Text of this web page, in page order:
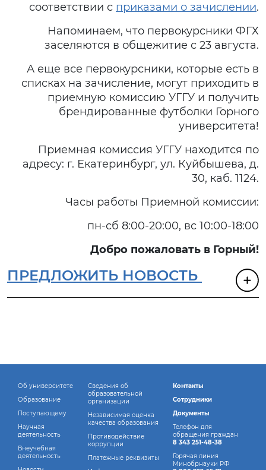
соответствии с приказами о зачислении.
Напоминаем, что первокурсники ФГХ
заселяются в общежитие с 23 августа.
А еще все первокурсники, которые есть в
списках на зачисление, могут приходить в
приемную комиссию УГГУ и получить
брендированные футболки Горного
университета!
Приемная комиссия УГГУ находится по
адресу: г. Екатеринбург, ул. Куйбышева, д.
30, каб. 1124.
Часы работы Приемной комиссии:
пн-сб 8:00-20:00, вс 10:00-18:00
Добро пожаловать в Горный!
ПРЕДЛОЖИТЬ НОВОСТЬ
Об университете
Образование
Поступающему
Научная
деятельность
Внеучебная
деятельность
Сведения об
образовательной
организации
Независимая оценка
качества образования
Противодействие
коррупции
Платежные реквизиты
Контакты
Сотрудники
Документы
Телефон для
обращения граждан
8 343 251-48-38
Горячая линия
Минобрнауки РФ